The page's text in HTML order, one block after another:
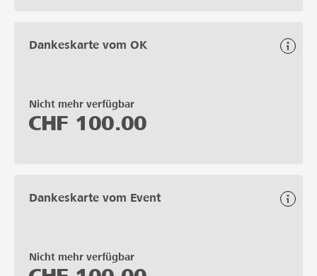
Dankeskarte vom OK
Nicht mehr verfügbar
CHF 100.00
Dankeskarte vom Event
Nicht mehr verfügbar